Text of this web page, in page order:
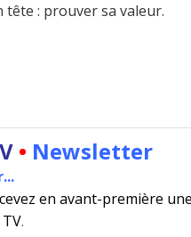
: prouver sa valeur.
• Newsletter
en avant-première
.